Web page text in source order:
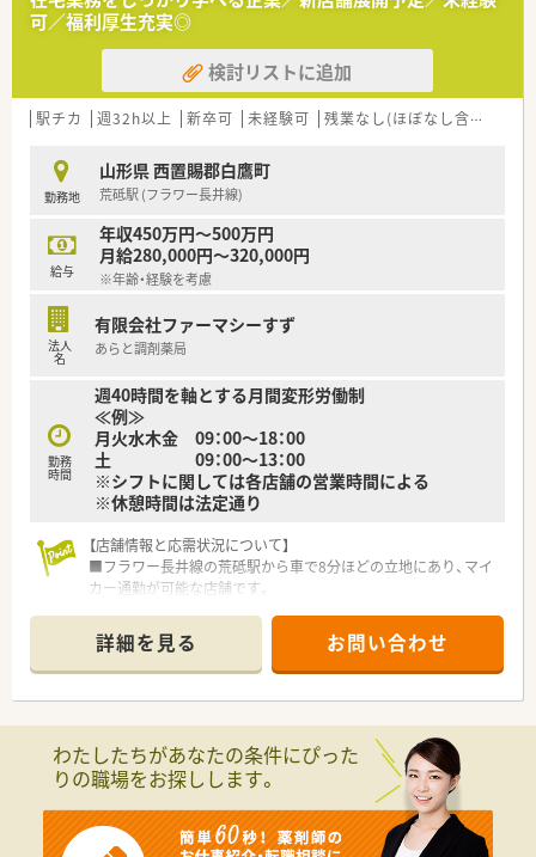
■様々な処方に触れ、薬剤師として成長したいという意欲のある
方を求めています。
【法人特徴について】
■東北と関東を中心に40店舗以上を展開している調剤薬局チェ
ーンです。
的に推進しています。
■社員の挑戦を後押しする風通しの良い社風で、地域医療への貢
献を目指します。
【求人情報について】
■ご経験や能力に応じて、年収480万円から600万円の範囲で優
遇されます。
っています。
■選考により、年間最大60万円の奨学金返済をサポートする制
可／福利厚生充実◎
検討リストに追加
駅チカ 週32h以上 新卒可 未経験可 残業なし(ほぼなし含む)
勤務地
山形県 西置賜郡白鷹町
荒砥駅 (フラワー長井線)
給与
年収450万円～500万円
月給280,000円～320,000円
※年齢・経験を考慮
法人
名
有限会社ファーマシーすず
あらと調剤薬局
勤務
時間
週40時間を軸とする月間変形労働制
≪例≫
月火水木金 09：00～18：00
土 09：00～13：00
※シフトに関しては各店舗の営業時間による
※休憩時間は法定通り
【店舗情報と応需状況について】
■フラワー長井線の荒砥駅から車で8分ほどの立地にあり、マイ
カー通勤が可能な店舗です。
コンスタントに応需しています。
■薬剤師2名と事務3名の体制で、互いに協力し合いながら地域
医療に貢献している環境です。
■業務拡大に伴う増員募集であり、今後の店舗展開も見据えた積
極的な採用活動を行っています。
■在宅医療に興味があり、地域に根差して薬剤師としてのスキル
■将来的には管理薬剤師として、店舗のマネジメントにも挑戦し
たい意欲的な方を求めています。
詳細を見る お問い合わせ
わたしたちがあなたの条件にぴった
りの職場をお探しします。